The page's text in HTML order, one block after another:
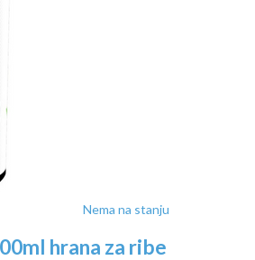
Nema na stanju
hrana za ribe